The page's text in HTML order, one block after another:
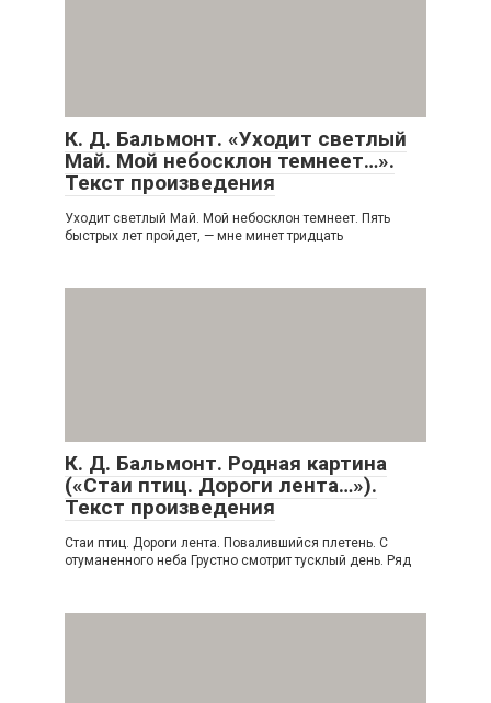
К. Д. Бальмонт. «Уходит светлый
Май. Мой небосклон темнеет…».
Текст произведения
Уходит светлый Май. Мой небосклон темнеет. Пять
быстрых лет пройдет, — мне минет тридцать
К. Д. Бальмонт. Родная картина
(«Стаи птиц. Дороги лента…»).
Текст произведения
Стаи птиц. Дороги лента. Повалившийся плетень. С
отуманенного неба Грустно смотрит тусклый день. Ряд